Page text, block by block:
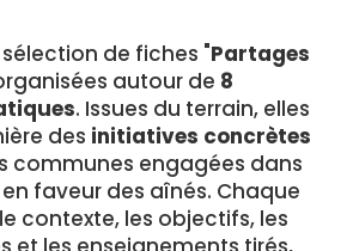
de fiches "Partages
autour de 8
. Issues du terrain, elles
des initiatives concrètes
communes engagées dans
faveur des aînés. Chaque
contexte, les objectifs, les